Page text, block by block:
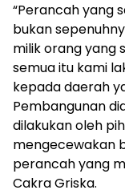
“Perancah yang
bukan
milik orang yang
semua itu kami
kepada daerah
Pembangunan
dilakukan oleh
mengecewakan
perancah yang
Cakra Griska.